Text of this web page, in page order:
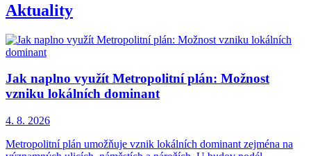
Aktuality
Jak naplno využít Metropolitní plán: Možnost
vzniku lokálních dominant
4. 8. 2026
Metropolitní plán umožňuje vznik lokálních dominant zejména na